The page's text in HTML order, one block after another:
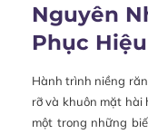
Nguyên
Phục
Hành trình niềng
rỡ và khuôn mặt hài
một trong những